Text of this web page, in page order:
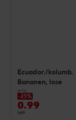
Ecuador./kolumb.
Bananen, lose
je kg
-23%
0.99
1.29